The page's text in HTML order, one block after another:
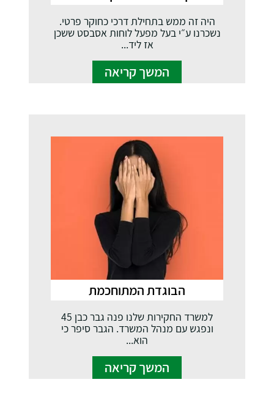
היה זה ממש בתחילת דרכי כחוקר פרטי.
נשכרנו ע״י בעל מפעל לוחות אסבסט ששכן
אז ליד...
המשך קריאה
הבוגדת המתוחכמת
למשרד החקירות שלנו פנה גבר כבן 45
ונפגש עם מנהל המשרד. הגבר סיפר כי
הוא...
המשך קריאה